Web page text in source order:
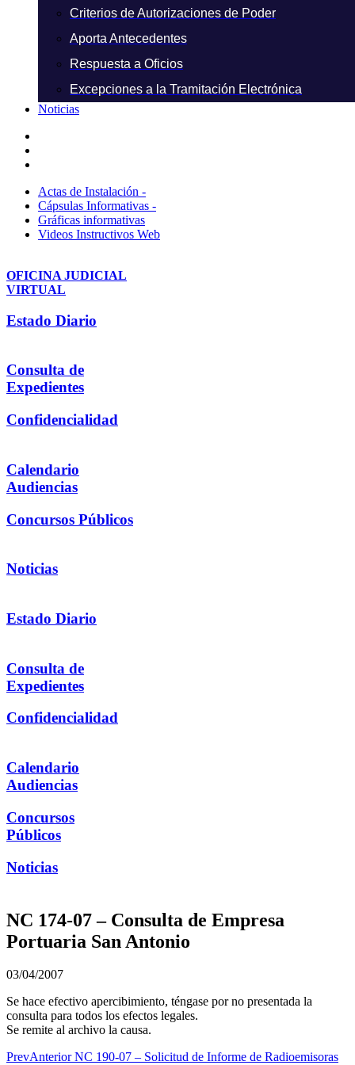
Criterios de Autorizaciones de Poder
Aporta Antecedentes
Respuesta a Oficios
Excepciones a la Tramitación Electrónica
Noticias
Actas de Instalación -
Cápsulas Informativas -
Gráficas informativas
Videos Instructivos Web
OFICINA JUDICIAL
VIRTUAL
Estado Diario
Consulta de
Expedientes
Confidencialidad
Calendario
Audiencias
Concursos Públicos
Noticias
Estado Diario
Consulta de
Expedientes
Confidencialidad
Calendario
Audiencias
Concursos
Públicos
Noticias
NC 174-07 – Consulta de Empresa
Portuaria San Antonio
03/04/2007
Se hace efectivo apercibimiento, téngase por no presentada la
consulta para todos los efectos legales.
Se remite al archivo la causa.
PrevAnteriorNC 190-07 – Solicitud de Informe de Radioemisoras